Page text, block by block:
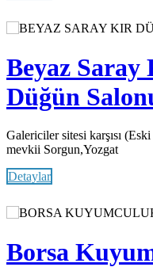
Beyaz Saray
Düğün
Galericiler sitesi karşısı
mevkii Sorgun,Yozgat
Detaylar
Borsa